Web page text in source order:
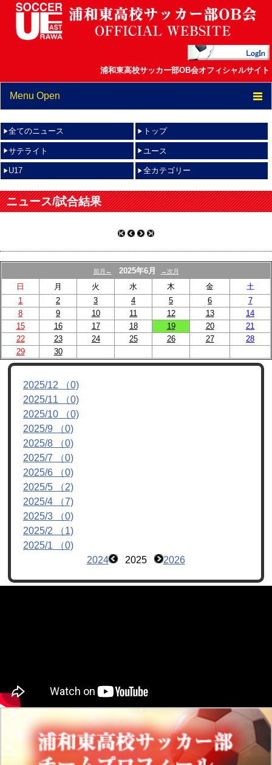
浦和東高校サッカー部OB会オフィシャルサイト
Menu Open
TOP
スケジュール
ニュース/試合結果
スタッフ紹介
お問い合わせ
全てのニュース トップ
サテライト ユース
U17 全カテゴリー
ニュース/試合結果
前月← 2025年6月 →次月
日 月 火 水 木 金
土
1
2 3 4 5 6
7
8
9 10 11 12 13
14
15
16 17 18 19 20
21
22
23 24 25 26 27
28
29
30
2025/12 （0)
2025/11 （0)
2025/10 （0)
2025/9 （0)
2025/8 （0)
2025/7 （0)
2025/6 （0)
2025/5 （2)
2025/4 （7)
2025/3 （0)
2025/2 （1)
2025/1 （0)
2024
2025 2026